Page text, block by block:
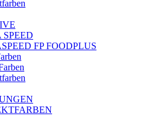
SPEED
FP FOODPLUS